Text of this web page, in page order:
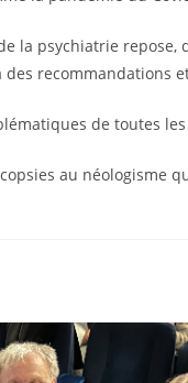
la psychiatrie
recommandations
de toutes
au néologisme